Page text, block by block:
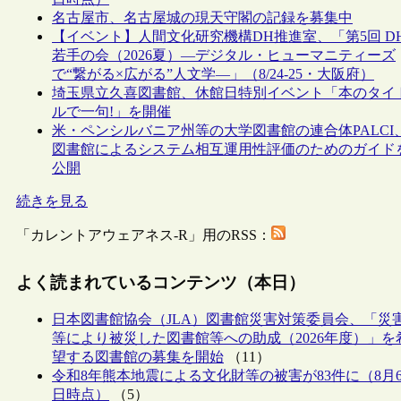
名古屋市、名古屋城の現天守閣の記録を募集中
【イベント】人間文化研究機構DH推進室、「第5回
若手の会（2026夏）―デジタル・ヒューマニティーズ
で“繋がる×広がる”人文学―」（8/24-25・大阪府）
埼玉県立久喜図書館、休館日特別イベント「本のタイ
ルで一句!」を開催
米・ペンシルバニア州等の大学図書館の連合体PALCI、
図書館によるシステム相互運用性評価のためのガイド
公開
続きを見る
「カレントアウェアネス-R」用のRSS：
よく読まれているコンテンツ（本日）
日本図書館協会（JLA）図書館災害対策委員会、「災
等により被災した図書館等への助成（2026年度）」を
望する図書館の募集を開始 （11）
令和8年熊本地震による文化財等の被害が83件に（8月
日時点）
（5）